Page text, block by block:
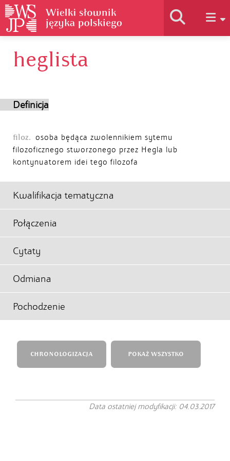
Historia słownika
Autorzy
heglista
Definicja
filoz. osoba będąca zwolennikiem sytemu
filozoficznego stworzonego przez Hegla lub
kontynuatorem idei tego filozofa
Kwalifikacja tematyczna
Połączenia
Cytaty
Odmiana
Pochodzenie
CHRONOLOGIZACJA POKAŻ WSZYSTKO
Data ostatniej modyfikacji: 04.03.2017